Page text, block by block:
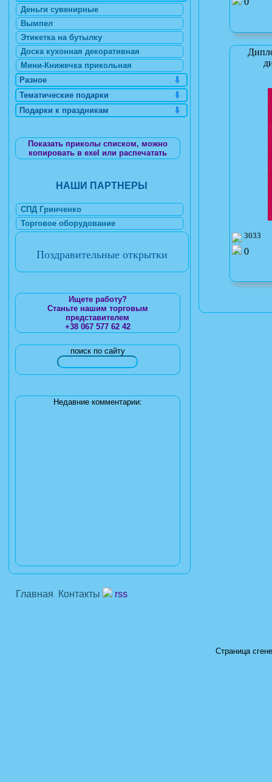
3033
0
Деньги сувенирные
Вымпел
Этикетка на бутылку
Доска кухонная декоративная
Мини-Книжечка прикольная
Разное
Тематические подарки
Подарки к праздникам
Показать приколы списком, можно
копировать в exel или распечатать
НАШИ ПАРТНЕРЫ
СПД Гринченко
Торговое оборудование
Поздравительные открытки
Ищете работу?
Станьте нашим торговым
представителем
+38 067 577 62 42
поиск по сайту
Недавние комментарии:
Главная Контакты rss
Страница